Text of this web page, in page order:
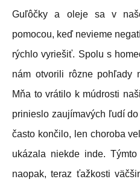
Guľôčky a oleje sa v
pomocou, keď nevieme
rýchlo vyriešiť. Spolu s
nám otvorili rôzne pohľady
Mňa to vrátilo k múdrosti
prinieslo zaujímavých ľudí
často končilo, len choroba
ukázala niekde inde.
naopak, teraz ťažkosti